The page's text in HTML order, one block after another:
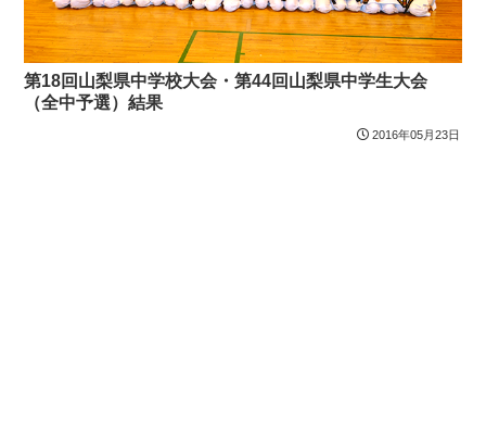
第18回山梨県中学校大会・第44回山梨県中学生大会
（全中予選）結果
2016年05月23日